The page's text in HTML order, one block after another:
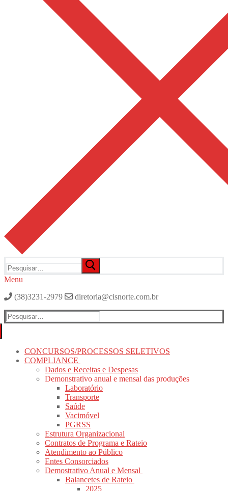
por:
Menu
(38)3231-2979
diretoria@cisnorte.com.br
Pesquisar
por:
CONCURSOS/PROCESSOS SELETIVOS
COMPLIANCE
Dados e Receitas e Despesas
Demonstrativo anual e mensal das produções
Laboratório
Transporte
Saúde
Vacimóvel
PGRSS
Estrutura Organizacional
Contratos de Programa e Rateio
Atendimento ao Público
Entes Consorciados
Demostrativo Anual e Mensal
Balancetes de Rateio
2025